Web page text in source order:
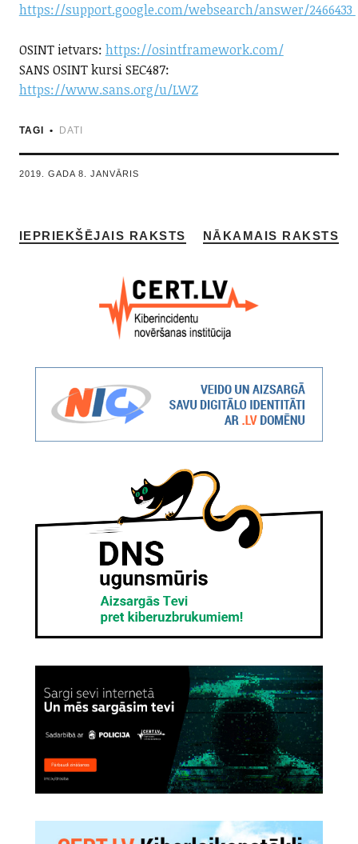
https://support.google.com/websearch/answer/2466433
OSINT ietvars: https://osintframework.com/
SANS OSINT kursi SEC487:
https://www.sans.org/u/LWZ
TAGI DATI
2019. GADA 8. JANVĀRIS
IEPRIEKŠĒJAIS RAKSTS NĀKAMAIS RAKSTS